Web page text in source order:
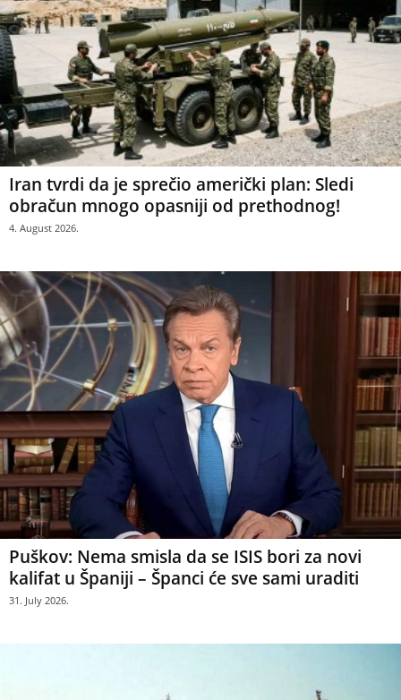
Iran tvrdi da je sprečio američki plan: Sledi
obračun mnogo opasniji od prethodnog!
4. August 2026.
Puškov: Nema smisla da se ISIS bori za novi
kalifat u Španiji – Španci će sve sami uraditi
31. July 2026.